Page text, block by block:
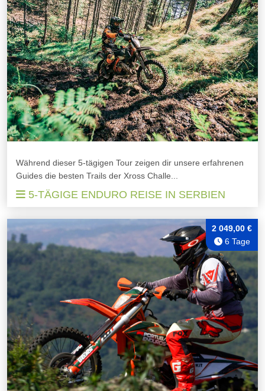
Während dieser 5-tägigen Tour zeigen dir unsere erfahrenen
Guides die besten Trails der Xross Challe...
5-TÄGIGE ENDURO REISE IN SERBIEN
2 049,00 €
6 Tage